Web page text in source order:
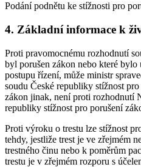
Podání podnětu ke stížnosti pro
4. Základní informace k
Proti pravomocnému rozhodnutí
byl porušen zákon nebo které
postupu řízení, může ministr
soudu České republiky stížnost
zákon jinak, není proti rozhodnutí
republiky stížnost pro porušení
Proti výroku o trestu lze stížnost
tehdy, jestliže trest je ve zřejmém
trestného činu nebo k poměrům
trestu je v zřejmém rozporu s